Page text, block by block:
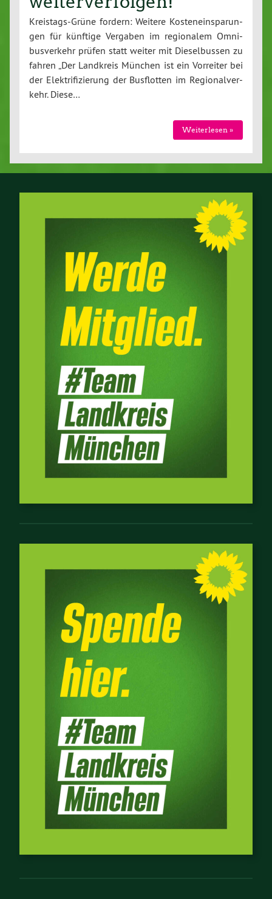
Kreis­tags-Grü­ne fordern: Weitere Kos­ten­ein­spa­run­
gen für künftige Vergaben im re­gio­na­lem Om­ni­
bus­ver­kehr prüfen statt weiter mit Die­sel­bus­sen zu
fahren „Der Landkreis München ist ein Vorreiter bei
der Elek­tri­fi­zie­rung der Bus­flot­ten im Re­gio­nal­ver­
kehr. Diese…
Wei­ter­le­sen »